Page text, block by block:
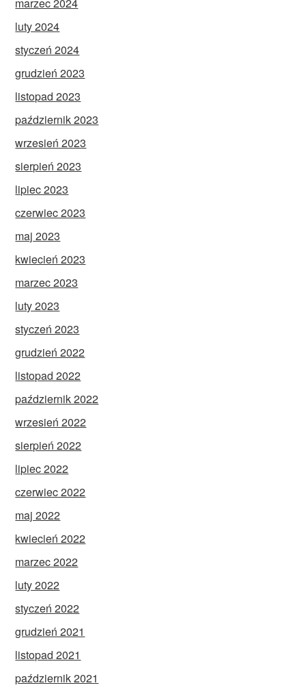
luty 2024
styczeń 2024
grudzień 2023
listopad 2023
październik 2023
wrzesień 2023
sierpień 2023
lipiec 2023
czerwiec 2023
maj 2023
kwiecień 2023
marzec 2023
luty 2023
styczeń 2023
grudzień 2022
listopad 2022
październik 2022
wrzesień 2022
sierpień 2022
lipiec 2022
czerwiec 2022
maj 2022
kwiecień 2022
marzec 2022
luty 2022
styczeń 2022
grudzień 2021
listopad 2021
październik 2021